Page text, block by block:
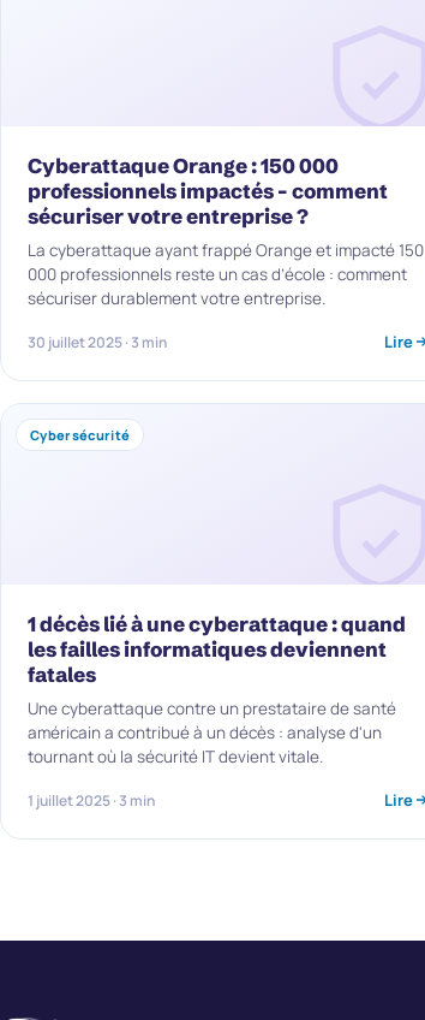
Cyberattaque Orange : 150 000
professionnels impactés – comment
sécuriser votre entreprise ?
La cyberattaque ayant frappé Orange et impacté 150
000 professionnels reste un cas d’école : comment
sécuriser durablement votre entreprise.
30 juillet 2025 · 3 min Lire
Cybersécurité
1 décès lié à une cyberattaque : quand
les failles informatiques deviennent
fatales
Une cyberattaque contre un prestataire de santé
américain a contribué à un décès : analyse d'un
tournant où la sécurité IT devient vitale.
1 juillet 2025 · 3 min Lire